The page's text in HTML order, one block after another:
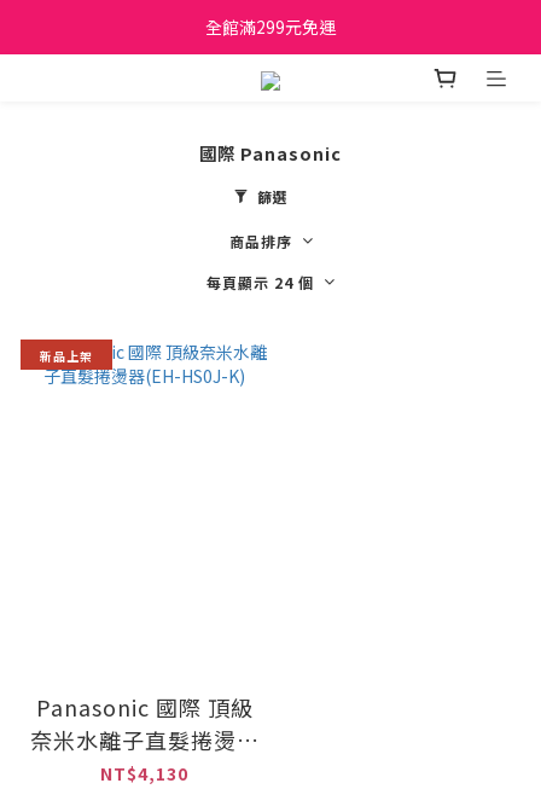
日立家電、國際牌 原廠管制價格 私訊優惠價
全館滿299元免運
日立家電、國際牌 原廠管制價格 私訊優惠價
國際 Panasonic
篩選
商品排序
每頁顯示 24 個
新品上架
Panasonic 國際 頂級
奈米水離子直髮捲燙器
(EH-HS0J-K)
NT$4,130